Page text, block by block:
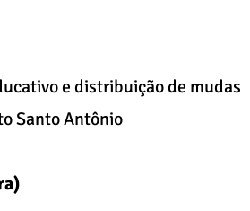
e distribuição de mudas
Santo Antônio